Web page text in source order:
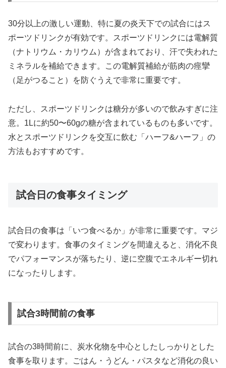
30分以上の激しい運動、特に夏の炎天下での試合にはス
ポーツドリンクが有効です。スポーツドリンクには電解質
（ナトリウム・カリウム）が含まれており、汗で失われた
ミネラルを補給できます。この電解質補給が筋肉の痙攣
（足がつること）を防ぐうえで非常に重要です。
ただし、スポーツドリンクは糖分が多いので飲みすぎに注
意。1Lに約50〜60gの糖が含まれているものも多いです。
水とスポーツドリンクを交互に飲む「ハーフ&ハーフ」の
方法もおすすめです。
試合日の食事タイミング
試合日の食事は「いつ食べるか」が非常に重要です。マジ
で変わります。食事のタイミングを間違えると、消化不良
でパフォーマンスが落ちたり、逆に空腹でエネルギー切れ
になったりします。
試合3時間前の食事
試合の3時間前に、炭水化物を中心としたしっかりとした
食事を取ります。ごはん・うどん・パスタなど消化の良い